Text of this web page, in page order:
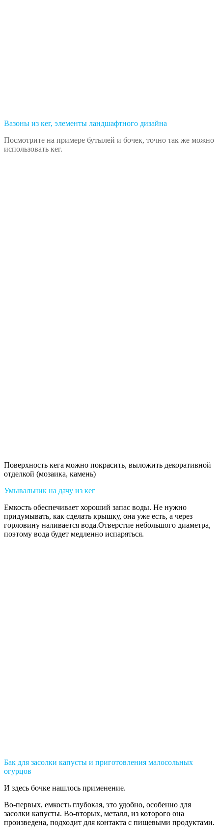
Вазоны из кег, элементы ландшафтного дизайна
Посмотрите на примере бутылей и бочек, точно так же можно
использовать кег.
Поверхность кега можно покрасить, выложить декоративной
отделкой (мозаика, камень)
Умывальник на дачу из кег
Емкость обеспечивает хороший запас воды. Не нужно
придумывать, как сделать крышку, она уже есть, а через
горловину наливается вода.Отверстие небольшого диаметра,
поэтому вода будет медленно испаряться.
Бак для засолки капусты и приготовления малосольных
огурцов
И здесь бочке нашлось применение.
Во-первых, емкость глубокая, это удобно, особенно для
засолки капусты. Во-вторых, металл, из которого она
произведена, подходит для контакта с пищевыми продуктами.